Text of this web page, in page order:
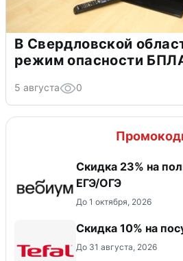
В Свердловской
режим опасности
5 августа 0
Скидка 23% на
ЕГЭ/ОГЭ
До 1 октября, 2026
Скидка 10% на
До 31 августа, 2026